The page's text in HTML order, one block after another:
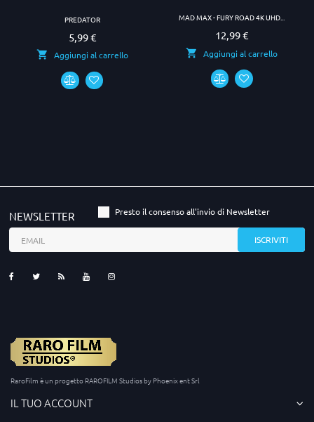
PREDATOR
Prezzo
5,99 €
Aggiungi al carrello
MAD MAX - FURY ROAD 4K UHD...
Prezzo
12,99 €
Aggiungi al carrello
NEWSLETTER Presto il consenso all'invio di Newsletter
RaroFilm è un progetto RAROFILM Studios by Phoenix ent Srl
IL TUO ACCOUNT